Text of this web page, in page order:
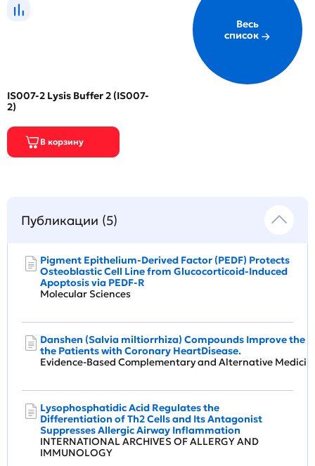
IS007-2 Lysis Buffer 2 (IS007-
2)
Весь
список
Публикации (5)
Pigment Epithelium-Derived Factor (PEDF) Protects
Osteoblastic Cell Line from Glucocorticoid-Induced
Apoptosis via PEDF-R
Molecular Sciences
Danshen (Salvia miltiorrhiza) Compounds Improve the
the Patients with Coronary HeartDisease.
Evidence-Based Complementary and Alternative
Lysophosphatidic Acid Regulates the
Differentiation of Th2 Cells and Its Antagonist
Suppresses Allergic Airway Inflammation
INTERNATIONAL ARCHIVES OF ALLERGY AND
IMMUNOLOGY